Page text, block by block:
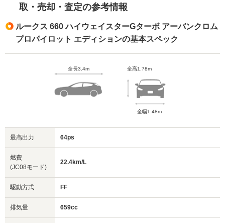
取・売却・査定の参考情報
ルークス 660 ハイウェイスターGターボ アーバンクロム
プロパイロット エディションの基本スペック
全長3.4m 全高1.78m
全幅1.48m
最高出力 64ps
燃費
(JC08モード)
22.4km/L
駆動方式 FF
排気量 659cc